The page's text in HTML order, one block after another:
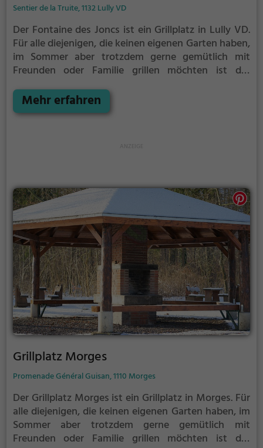
Sentier de la Truite, 1132 Lully VD
Der Fontaine des Joncs ist ein Grillplatz in Lully VD.
Für alle diejenigen, die keinen eigenen Garten haben,
im Sommer aber trotzdem gerne gemütlich mit
Freunden oder Familie grillen möchten ist der
Grillplatzes: keine Nachbarn. Hier kann eine Feier
ruhig auch mal bis spät in die Nacht gehen und
Mehr erfahren
Grillplatz Morges
Promenade Général Guisan, 1110 Morges
Der Grillplatz Morges ist ein Grillplatz in Morges. Für
alle diejenigen, die keinen eigenen Garten haben, im
Sommer aber trotzdem gerne gemütlich mit
Freunden oder Familie grillen möchten ist der